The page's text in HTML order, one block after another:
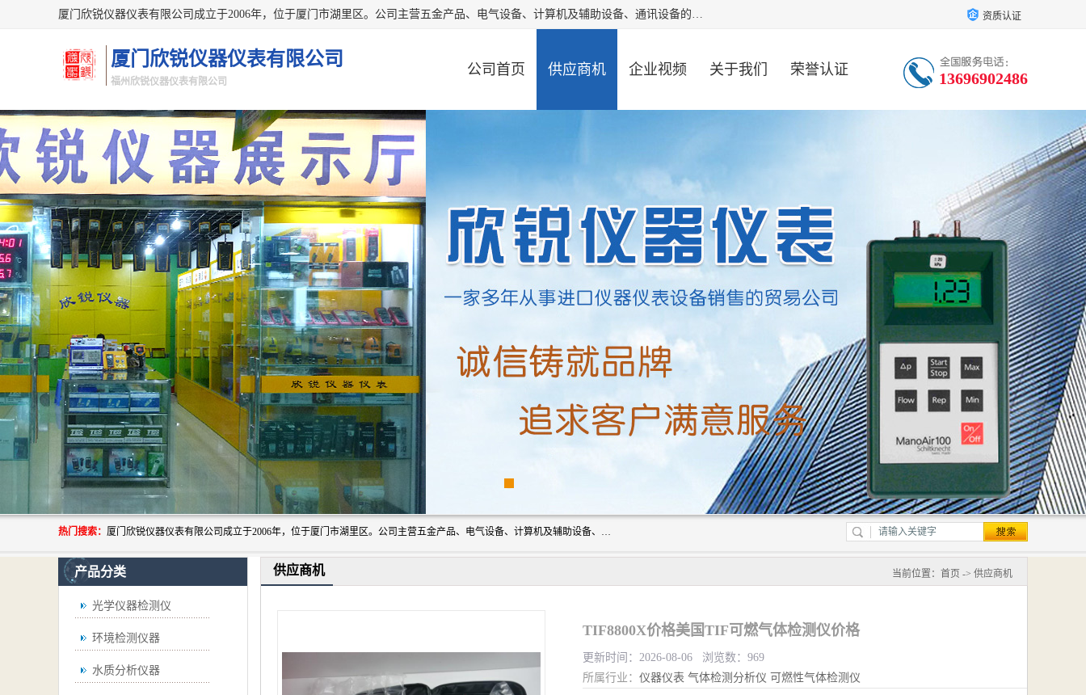
厦门欣锐仪器仪表有限公司成立于2006年，位于厦门市湖里区。公司主营五金产品、电气设备、计算机及辅助设备、通讯设备的批发与零售，同时涉及乐器、照相器材等文化用品的销售。此外，公司还提供通用设备、电气设备、仪器仪表的修理服务，以及信息系统集成、信息技术咨询、数据处理和存储等技术支持。公司致力于为客户提供全面的产品和服务，满足多样化的市场需求。 资质认证
厦门欣锐仪器仪表有限公司
福州欣锐仪器仪表有限公司
公司首页 供应商机 企业视频 关于我们 荣誉认证 13696902486
热门搜索： 厦门欣锐仪器仪表有限公司成立于2006年，位于厦门市湖里区。公司主营五金产品、电气设备、计算机及辅助设备、通讯设备的批发与零售，同时涉及乐器、照相器材等文化用品的销售。此外，公司还提供通用设备、电气设备、仪器仪表的修理服务，以及信息系统集成、信息技术咨询、数据处理和存储等技术支持。公司致力于为客户提供全面的产品和服务，满足多样化的市场需求。
产品分类
光学仪器检测仪
环境检测仪器
水质分析仪器
供应商机 当前位置： 首页 -> 供应商机
TIF8800X价格美国TIF可燃气体检测仪价格
更新时间：2026-08-06 浏览数：969
所属行业： 仪器仪表 气体检测分析仪 可燃性气体检测仪